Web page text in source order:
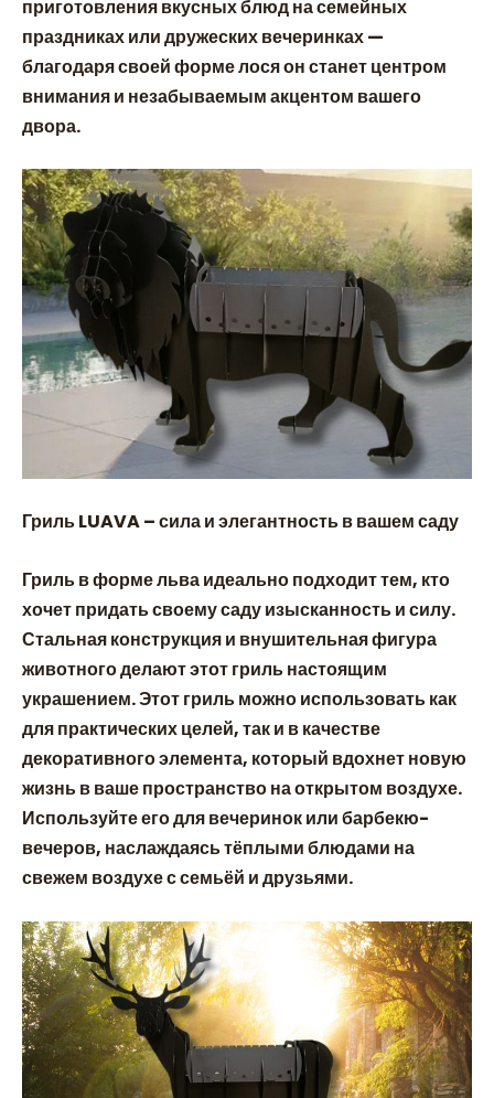
приготовления вкусных блюд на семейных
праздниках или дружеских вечеринках —
благодаря своей форме лося он станет центром
внимания и незабываемым акцентом вашего
двора.
Гриль LUAVA – сила и элегантность в вашем саду
Гриль в форме льва идеально подходит тем, кто
хочет придать своему саду изысканность и силу.
Стальная конструкция и внушительная фигура
животного делают этот гриль настоящим
украшением. Этот гриль можно использовать как
для практических целей, так и в качестве
декоративного элемента, который вдохнет новую
жизнь в ваше пространство на открытом воздухе.
Используйте его для вечеринок или барбекю-
вечеров, наслаждаясь тёплыми блюдами на
свежем воздухе с семьёй и друзьями.